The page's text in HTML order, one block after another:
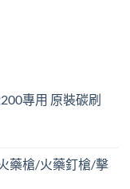
專用 原裝碳刷
藥槍/火藥釘槍/擊